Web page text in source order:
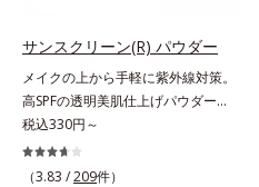
*3 色みのこと*4 トリエトキシカプ
リリルシラン配合＝保湿成分*5 ス
クワラン、ヒアルロン酸Na、加水
分解コラーゲン
サンスクリーン(R) パウダー
メイクの上から手軽に紫外線対策。
高SPFの透明美肌仕上げパウダー。
メイクの上から手を汚さずに紫外線
対策ができるUVカットパウダーで
す。“素肌のようななめらかな軽
税込330円～
（3.83 /209件）